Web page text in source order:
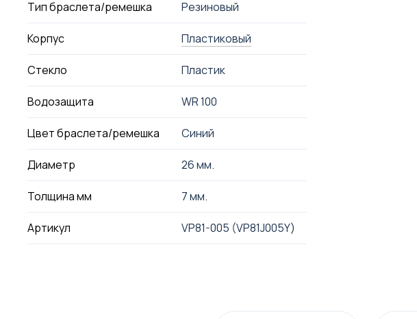
Тип браслета/ремешка Резиновый
Корпус Пластиковый
Стекло Пластик
Водозащита WR 100
Цвет браслета/ремешка Синий
Диаметр 26 мм.
Толщина мм 7 мм.
Артикул VP81-005 (VP81J005Y)